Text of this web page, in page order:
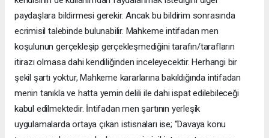
paydaşlara bildirmesi gerekir. Ancak bu bildirim sonrasında
ecrimisil talebinde bulunabilir. Mahkeme intifadan men
koşulunun gerçekleşip gerçekleşmediğini tarafın/tarafların
itirazı olmasa dahi kendiliğinden inceleyecektir. Herhangi bir
şekil şartı yoktur, Mahkeme kararlarına bakıldığında intifadan
menin tanıkla ve hatta yemin delili ile dahi ispat edilebileceği
kabul edilmektedir. İntifadan men şartının yerleşik
uygulamalarda ortaya çıkan istisnaları ise; “Davaya konu